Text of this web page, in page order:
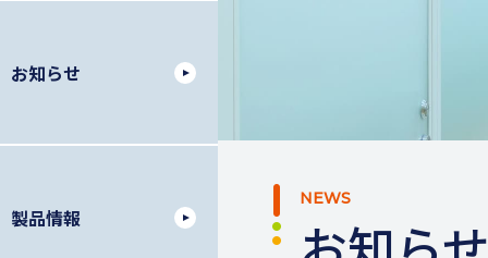
お知らせ
製品情報
NEWS